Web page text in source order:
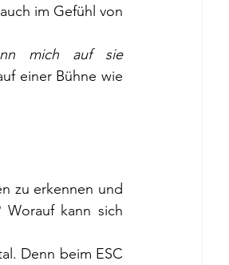
im Gefühl von
mich auf sie
einer Bühne wie
zu erkennen und
kann sich
Denn beim ESC